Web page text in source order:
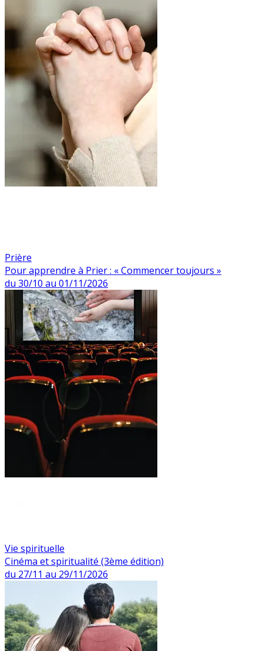
Prière
Pour apprendre à Prier : « Commencer toujours »
du 30/10 au 01/11/2026
Vie spirituelle
Cinéma et spiritualité (3ème édition)
du 27/11 au 29/11/2026